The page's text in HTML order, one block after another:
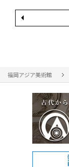
福岡アジア美術館